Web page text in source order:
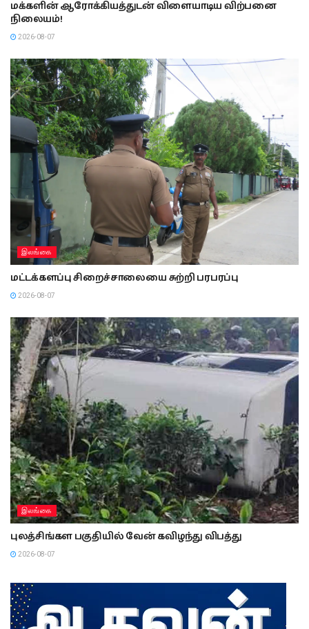
மக்களின் ஆரோக்கியத்துடன் விளையாடிய விற்பனை
நிலையம்!
2026-08-07
இலங்கை
மட்டக்களப்பு சிறைச்சாலையை சுற்றி பரபரப்பு
2026-08-07
இலங்கை
புலத்சிங்கள பகுதியில் வேன் கவிழந்து விபத்து
2026-08-07